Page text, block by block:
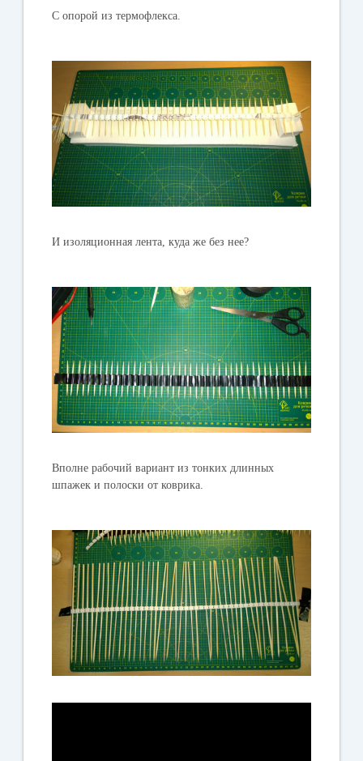
С опорой из термофлекса.
И изоляционная лента, куда же без нее?
Вполне рабочий вариант из тонких длинных
шпажек и полоски от коврика.